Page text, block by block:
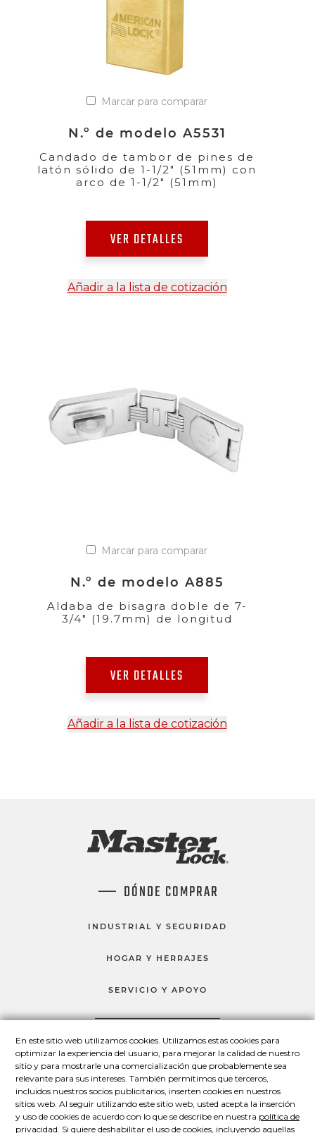
En este sitio web utilizamos cookies. Utilizamos estas cookies para
optimizar la experiencia del usuario, para mejorar la calidad de nuestro
sitio y para mostrarle una comercialización que probablemente sea
relevante para sus intereses. También permitimos que terceros,
incluidos nuestros socios publicitarios, inserten cookies en nuestros
sitios web. Al seguir utilizando este sitio web, usted acepta la inserción
y uso de cookies de acuerdo con lo que se describe en nuestra política de
privacidad. Si quiere deshabilitar el uso de cookies, incluyendo aquellas
Marcar para comparar
N.º de modelo A5531
Candado de tambor de pines de
latón sólido de 1-1/2" (51mm) con
arco de 1-1/2" (51mm)
VER DETALLES
Añadir a la lista de cotización
Marcar para comparar
N.º de modelo A885
Aldaba de bisagra doble de 7-
3/4" (19.7mm) de longitud
VER DETALLES
Añadir a la lista de cotización
DÓNDE COMPRAR
INDUSTRIAL Y SEGURIDAD
HOGAR Y HERRAJES
SERVICIO Y APOYO
Master Lock en Facebook
Master Lock en LinkedIn
Master Lock en Twitter
Master Lock en
© 2026 Master Lock Company LLC.